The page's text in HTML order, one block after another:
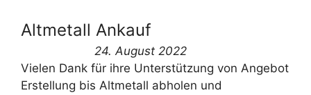
Altmetall Ankauf
24. August 2022
Vielen Dank für ihre Unterstützung von Angebot
Erstellung bis Altmetall abholen und